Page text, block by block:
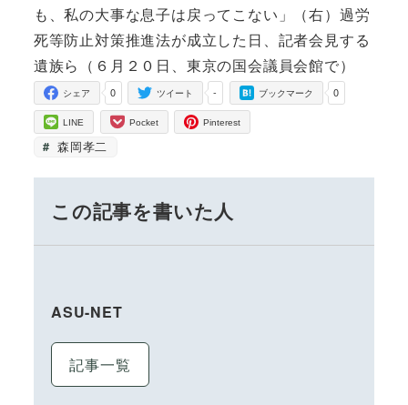
も、私の大事な息子は戻ってこない」（右）過労
死等防止対策推進法が成立した日、記者会見する
遺族ら（６月２０日、東京の国会議員会館で）
0
シェア -
ツイート 0
ブックマーク
LINE Pocket Pinterest
森岡孝二
この記事を書いた人
ASU-NET
記事一覧